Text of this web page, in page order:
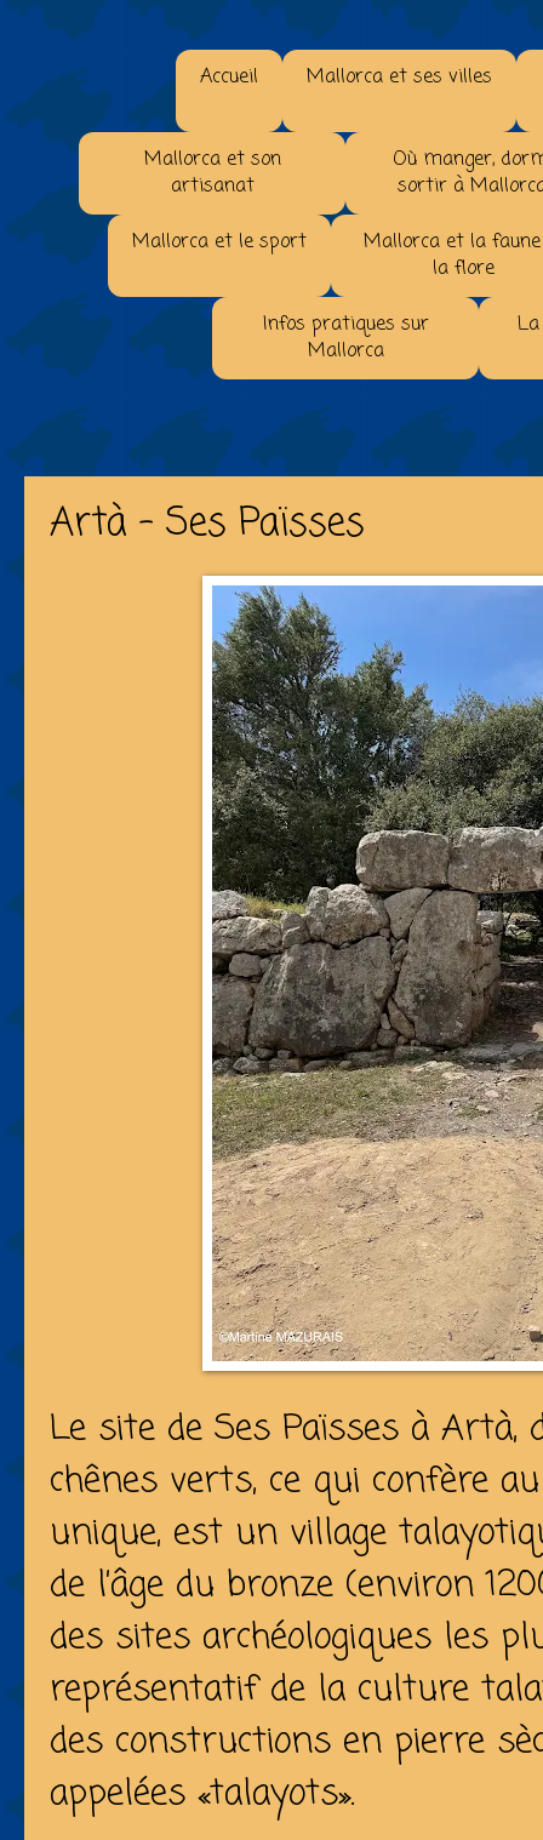
Accueil Mallorca et ses villes
Mallorca et son
artisanat
Où manger,
sortir à
Mallorca et le sport
Mallorca et la
la flore
Infos pratiques sur
Mallorca
Artà - Ses Païsses
Le site de Ses Païsses à Artà,
chênes verts, ce qui confère
unique, est un village
de l’âge du bronze (environ
des sites archéologiques les
représentatif de la culture
des constructions en pierre
appelées «talayots».